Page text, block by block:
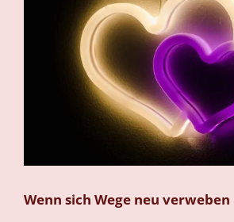
Wenn sich Wege neu verweben